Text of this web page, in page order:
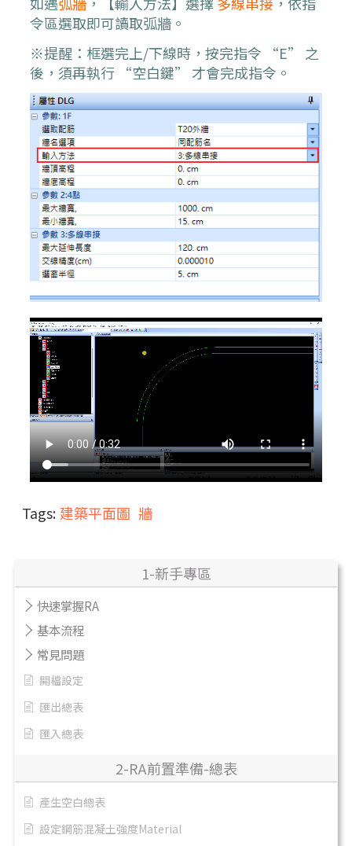
1-新手專區
快速掌握RA
基本流程
常見問題
開檔設定
匯出總表
匯入總表
2-RA前置準備-總表
產生空白總表
設定鋼筋混凝土強度Material
令區選取即可讀取弧牆。
※提醒：框選完上/下線時，按完指令 “E” 之
後，須再執行 “空白鍵” 才會完成指令。
Tags: 建築平面圖 牆